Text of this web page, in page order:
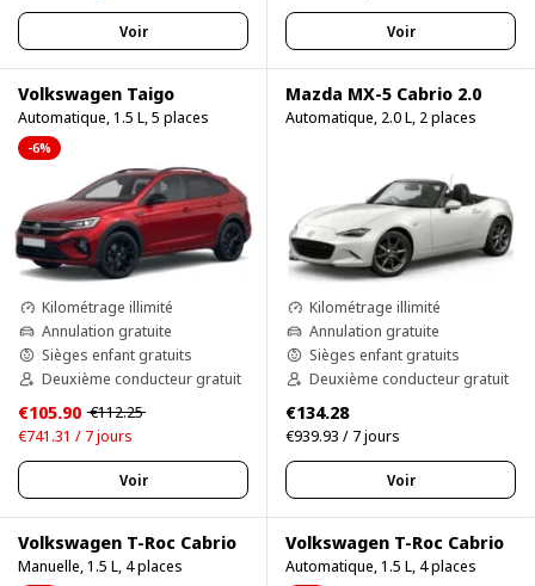
Voir Voir
Volkswagen Taigo
Automatique, 1.5 L, 5 places
-6%
Kilométrage illimité
Annulation gratuite
Sièges enfant gratuits
Deuxième conducteur gratuit
€105.90 €112.25
€741.31 / 7 jours
Voir
Mazda MX-5 Cabrio 2.0
Automatique, 2.0 L, 2 places
Kilométrage illimité
Annulation gratuite
Sièges enfant gratuits
Deuxième conducteur gratuit
€134.28
€939.93 / 7 jours
Voir
Volkswagen T-Roc Cabrio
Manuelle, 1.5 L, 4 places
Volkswagen T-Roc Cabrio
Automatique, 1.5 L, 4 places